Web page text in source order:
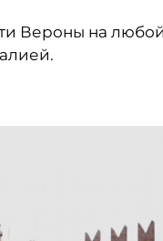
Вероны на